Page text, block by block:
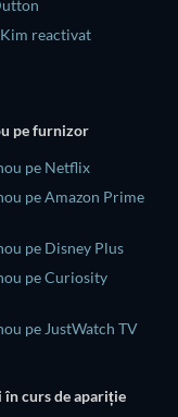
reactivat
pe furnizor
pe Netflix
pe Amazon Prime
pe Disney Plus
pe Curiosity
pe JustWatch TV
în curs de apariție